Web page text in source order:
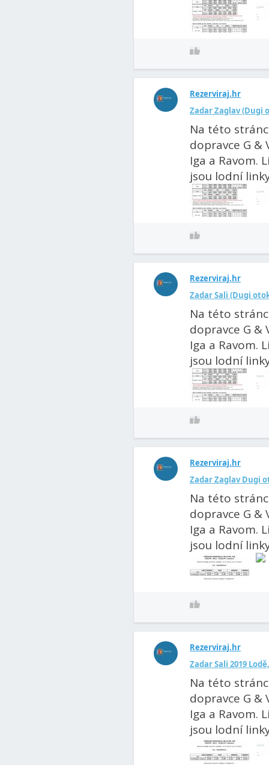
Rezerviraj.hr
Zadar Zaglav (Dugi
Na této
dopravce G &
Iga a Ravom.
jsou lodní
Rezerviraj.hr
Zadar Sali (Dugi
Na této
dopravce G &
Iga a Ravom.
jsou lodní
Rezerviraj.hr
Zadar Zaglav Dugi
Na této
dopravce G &
Iga a Ravom.
jsou lodní
Rezerviraj.hr
Zadar Sali 2019
Na této
dopravce G &
Iga a Ravom.
jsou lodní